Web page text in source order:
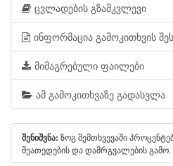
ცვლადების გზამკვლევი
ინფორმაცია გამოკითხვის
მიმაგრებული ფაილები
ამ გამოკითხვაზე გადასვლა
შენიშვნა: ზოგ შემთხვევაში
მეათედების და დამრგვალების გამო.